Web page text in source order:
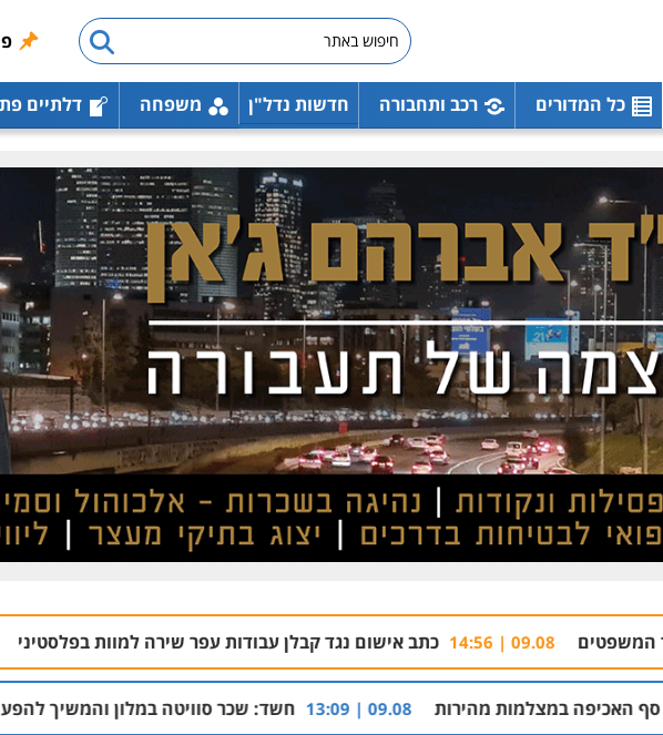
כל המדורים רכב ותחבורה חדשות נדל"ן משפחה דלתיים
09.08 | כתב אישום נגד קבלן עבודות עפר שירה למוות בפלסטיני 09.08 | 14:03
מהירות 09.08 | 13:09 חשד: שכר סוויטה במלון והמשיך להפעיל מערך הפצת